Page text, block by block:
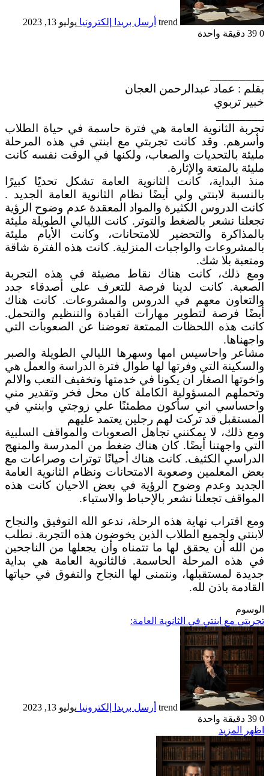
trend أرسل بريدا إلكترونيا يوليو 13, 2023
0
دقيقة واحدة
بقلم : عماد عبدالرحمن العجان
خبير تربوي
تجربة الثانوية العامة هي فترة حاسمة في حياة الطلاب
وأسرهم. وقد كانت تجربتي مع ابنتي في هذه المرحلة
مليئة بالتحديات والصعاب، ولكنها في الوقت نفسه كانت
مليئة بالمتعة والإثارة.
منذ البداية، كانت الثانوية العامة تشكل تحديًا كبيرًا
بالنسبة لابنتي ولي أيضًا نظام الثانوية العامة الجديد .
كانت الدروس الكثيرة والمواد المعقدة عدم وضوح الرؤية
تجعلنا نشعر بالضغط والتوتر. كانت الليالي الطويلة مليئة
بالمذاكرة والتحضير للامتحانات، وكانت الأيام مليئة
بالمشروعات والواجبات المنزلية. كانت هذه الفترة شاقة
ومتعبة بلا شك.
ومع ذلك، كانت هناك نقاط مضيئة في هذه التجربة
الصعبة. كانت لدينا فرصة للتعرف على أصدقاء جدد
والتعاون معهم في الدروس والمشروعات. كانت هناك
أيضًا فرصة لتطوير مهارات القيادة والتنظيم والتحمل.
كانت هذه اللحظات الممتعة تعوضنا عن الصعوبات التي
واجهناها.
مشاعر واحاسيس امها وسهرها الليالي الطويلة والصبر
والسكينة التي وفرتها لها طوال فترة الدراسة والعمل هي
واخوتها الصغار ان يكونا في خدمتها وتخفيف التعب والالم
وتحملهم المسؤولية الكاملة كان محل فخر وتقدير مني
واحساسي اني سأكون مطمئنًا علي زوجتي وابنتي في
المستقبل قد تركت لهم رجلين يعتمد عليهم
ومع ذلك، لا يمكنني تجاهل الصعوبات والمواقف السلبية
التي واجهتنا أيضًا. كان هناك ضغط من المدرسة والمنهج
الدراسي الكثيف. كانت هناك أحيانًا توترات وصراعات مع
بعض المعلمين وصعوبة الامتحانات ونظام الثانوية العامة
الجديد وعدم وضوح الرؤية في بعض الاحيان كانت هذه
المواقف تجعلنا نشعر بالإحباط والاستياء.
ومع اقتراب نهاية هذه الرحلة، ندعو الله التوفيق والنجاح
لابنتي ولجميع الطلاب الذين يخوضون هذه التجربة. نطلب
من الله أن يحقق لها ما تتمناه وأن يجعلها من الناجحين
في هذه المرحلة الحاسمة. فالثانوية العامة هي بداية
جديدة لمستقبلها، ونتمنى لها النجاح والتفوق في حياتها
القادمة باذن لله.
الوسوم
تجربتي مع ابنتي في الثانوية العامة:
trend أرسل بريدا إلكترونيا يوليو 13, 2023
0
دقيقة واحدة
اظهر المزيد